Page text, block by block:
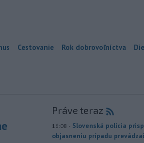
Cestovanie Rok dobrovoľníctva
Práve teraz
16:08 - Slovenská polícia
objasneniu prípadu